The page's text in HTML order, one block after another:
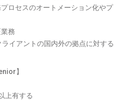
ロセスのオートメーション化やプ
務
イアントの国内外の拠点に対する
】
上有する